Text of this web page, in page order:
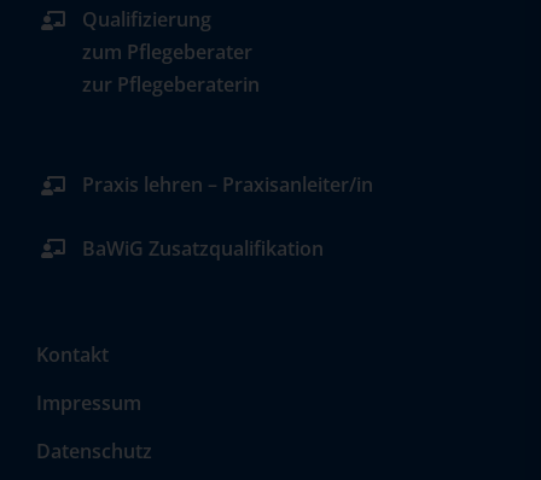
Qualifizierung
zum Pflegeberater
zur Pflegeberaterin
Praxis lehren – Praxisanleiter/in
BaWiG Zusatzqualifikation
Kontakt
Impressum
Datenschutz